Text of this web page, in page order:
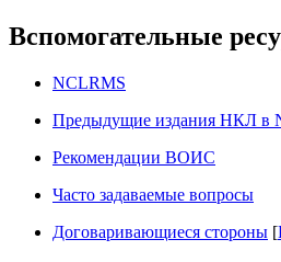
Вспомогательные
NCLRMS
Предыдущие издания НКЛ в
Рекомендации ВОИС
Часто задаваемые вопросы
Договаривающиеся стороны [